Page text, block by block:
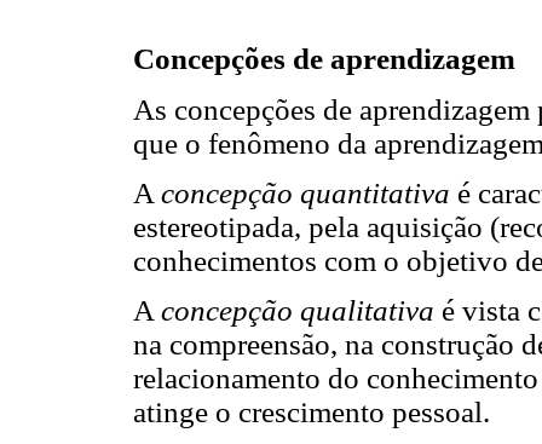
Concepções de aprendizagem
As concepções de
que o fenômeno da
A concepção quantitativa é
estereotipada, pela aquisição
conhecimentos com o objetivo
A concepção qualitativa é vista
na compreensão, na construção
relacionamento do
atinge o crescimento pessoal.